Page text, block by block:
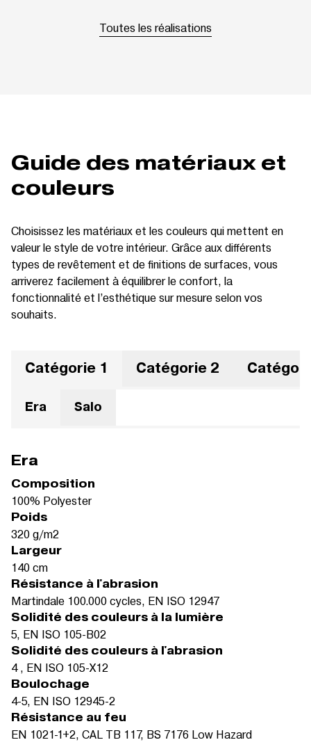
Toutes les réalisations
Guide des matériaux et
couleurs
Choisissez les matériaux et les couleurs qui mettent en
valeur le style de votre intérieur. Grâce aux différents
types de revêtement et de finitions de surfaces, vous
arriverez facilement à équilibrer le confort, la
fonctionnalité et l’esthétique sur mesure selon vos
souhaits.
Catégorie 1 Catégorie 2
Era Salo
Era
Composition
100% Polyester
Poids
320 g/m2
Largeur
140 cm
Résistance à l'abrasion
Martindale 100.000 cycles, EN ISO 12947
Solidité des couleurs à la lumière
5, EN ISO 105-B02
Solidité des couleurs à l'abrasion
4 , EN ISO 105-X12
Boulochage
4-5, EN ISO 12945-2
Résistance au feu
EN 1021-1+2, CAL TB 117, BS 7176 Low Hazard